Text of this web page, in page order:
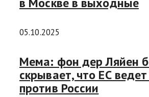
05.10.2025
Мема: фон дер Ляйен
скрывает, что ЕС
против России